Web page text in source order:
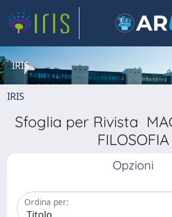
IRIS
IRIS
Sfoglia per Rivista
FILOSOFIA
Opzioni
Ordina per: